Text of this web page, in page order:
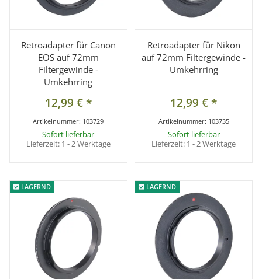
Retroadapter für Canon
EOS auf 72mm
Filtergewinde -
Umkehrring
12,99 €*
Artikelnummer: 103729
Sofort lieferbar
Lieferzeit: 1 - 2 Werktage
Retroadapter für Nikon
auf 72mm Filtergewinde -
Umkehrring
12,99 €*
Artikelnummer: 103735
Sofort lieferbar
Lieferzeit: 1 - 2 Werktage
LAGERND
LAGERND LAGERND
LAGERND